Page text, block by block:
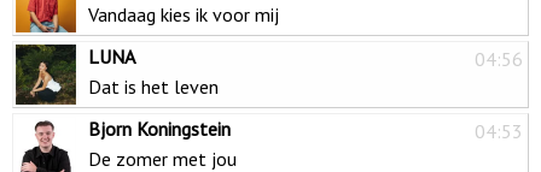
Vandaag kies ik voor mij
04:56
LUNA
Dat is het leven
04:53
Bjorn Koningstein
De zomer met jou